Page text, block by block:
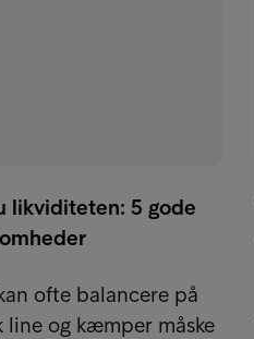
likviditeten: 5 gode
ofte balancere på
line og kæmper måske